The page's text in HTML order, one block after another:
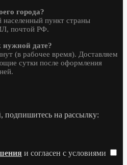
города?
пункт страны
почтой РФ.
нужной дате?
(в рабочее время). Доставляем
сутки после оформления
подпишитесь на рассылку:
и согласен с условиями